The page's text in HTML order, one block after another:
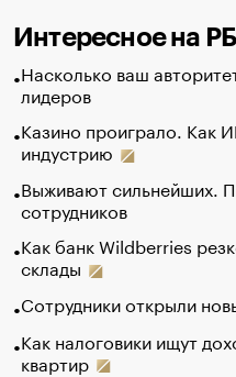
Интересное на
Насколько ваш
лидеров
Казино проиграло. Как
индустрию
Выживают сильнейших.
сотрудников
Как банк Wildberries
склады
Сотрудники открыли
Как налоговики ищут
квартир